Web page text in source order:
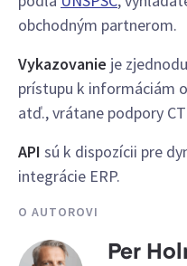
obchodným partnerom.
Vykazovanie je
prístupu k informáciám
atď., vrátane podpory
API sú k dispozícii pre
integrácie ERP.
O AUTOROVI
Per